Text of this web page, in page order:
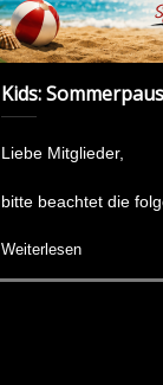
Kids:
Liebe Mitglieder,
bitte beachtet die
Weiterlesen